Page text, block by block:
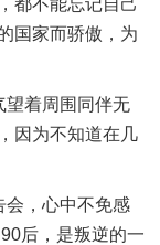
都不能忘记自己
国家而骄傲，为
望着周围同伴无
因为不知道在几
会，心中不免感
后，是叛逆的一